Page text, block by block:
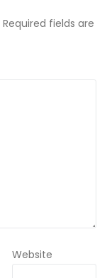
Required fields are
Website